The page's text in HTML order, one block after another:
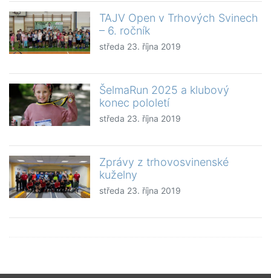
TAJV Open v Trhových Svinech
– 6. ročník
středa 23. října 2019
ŠelmaRun 2025 a klubový
konec pololetí
středa 23. října 2019
Zprávy z trhovosvinenské
kuželny
středa 23. října 2019